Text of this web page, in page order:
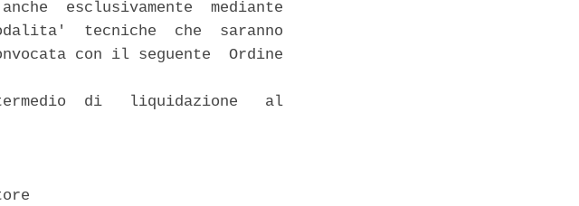
esclusivamente  mediante
tecniche  che  saranno
con il seguente  Ordine
di   liquidazione   al